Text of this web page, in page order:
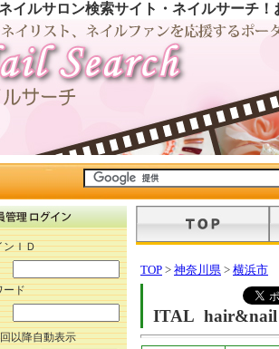
イルサロン検索サイト・ネイルサーチ
ンＩＤ
ード
以降自動表示
TOP > 神奈川県 > 横浜市
ITAL hair&nail